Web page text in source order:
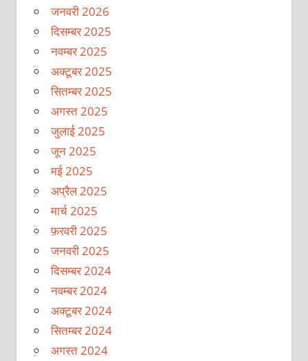
जनवरी 2026
दिसम्बर 2025
नवम्बर 2025
अक्टूबर 2025
सितम्बर 2025
अगस्त 2025
जुलाई 2025
जून 2025
मई 2025
अप्रैल 2025
मार्च 2025
फ़रवरी 2025
जनवरी 2025
दिसम्बर 2024
नवम्बर 2024
अक्टूबर 2024
सितम्बर 2024
अगस्त 2024